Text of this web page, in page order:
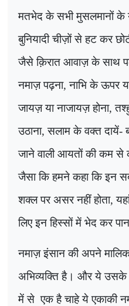
मतभेद के सभी मुसलमानों के
बुनियादी चीज़ों से हट कर
जैसे क़िरात आवाज़ के साथ
नमाज़ पढ़ना,नाभि के ऊपर
जायज़ या नाजायज़ होना,
उठाना,सलाम के वक्त दायें-
जाने वाली आयतों की कम से
जैसा कि हमने कहा कि इन
शक्ल पर असर नहीं होता,
लिए इन हिस्सों में भेद कर
नमाज़ इंसान की अपने
अभिव्यक्ति है। और ये उसके
में से एक है चाहे ये एकाकी